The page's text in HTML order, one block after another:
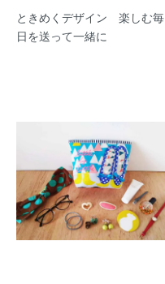
ときめくデザイン 楽しむ毎
日を送って一緒に